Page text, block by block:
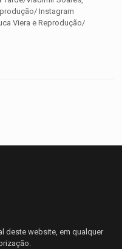
Instagram
Viera e Reprodução/
deste website, em qualquer